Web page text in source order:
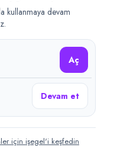
kullanmaya devam
Aç
Devam et
için işegel'i keşfedin